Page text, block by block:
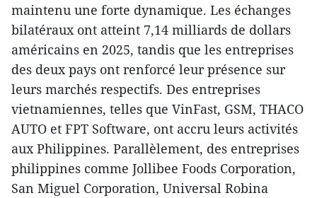
maintenu une forte dynamique. Les échanges
bilatéraux ont atteint 7,14 milliards de dollars
américains en 2025, tandis que les entreprises
des deux pays ont renforcé leur présence sur
leurs marchés respectifs. Des entreprises
vietnamiennes, telles que VinFast, GSM, THACO
AUTO et FPT Software, ont accru leurs activités
aux Philippines. Parallèlement, des entreprises
philippines comme Jollibee Foods Corporation,
San Miguel Corporation, Universal Robina